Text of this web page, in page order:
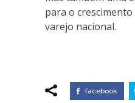
para o
varejo nacional.
facebook